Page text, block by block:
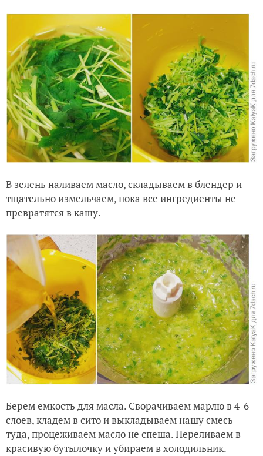
В зелень наливаем масло, складываем в блендер и
тщательно измельчаем, пока все ингредиенты не
превратятся в кашу.
Берем емкость для масла. Сворачиваем марлю в 4-6
слоев, кладем в сито и выкладываем нашу смесь
туда, процеживаем масло не спеша. Переливаем в
красивую бутылочку и убираем в холодильник.